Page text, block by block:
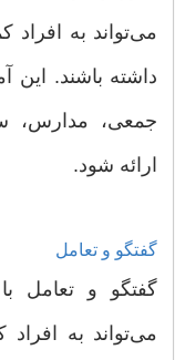
می‌تواند به افراد
داشته باشند. این
جمعی، مدارس،
ارائه شود.
گفتگو و تعامل
گفتگو و تعامل با
می‌تواند به